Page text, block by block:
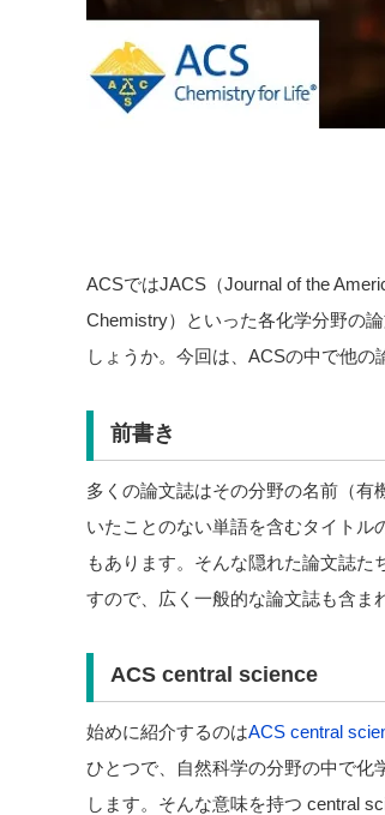
ACSではJACS（Journal of the
Chemistry）といった各化学分野の
しょうか。今回は、ACSの中で他の
前書き
多くの論文誌はその分野の名前（有
いたことのない単語を含むタイトル
もあります。そんな隠れた論文誌た
すので、広く一般的な論文誌も含ま
ACS central science
始めに紹介するのはACS central
ひとつで、自然科学の分野の中で化
します。そんな意味を持つ central